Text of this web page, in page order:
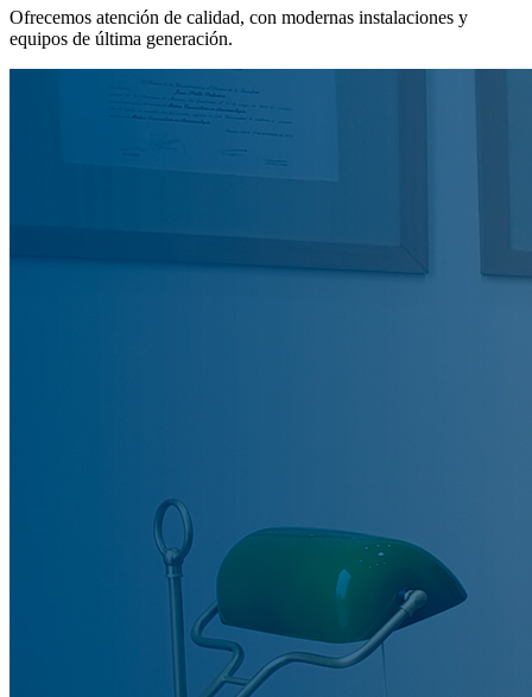
Ofrecemos atención de calidad, con modernas instalaciones y
equipos de última generación.